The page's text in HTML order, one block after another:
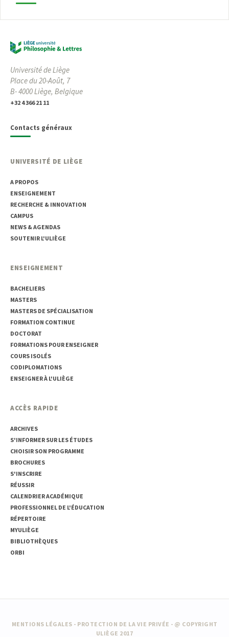
Université de Liège
Place du 20-Août, 7
B- 4000 Liège, Belgique
+32 4 366 21 11
Contacts généraux
UNIVERSITÉ DE LIÈGE
A PROPOS
ENSEIGNEMENT
RECHERCHE & INNOVATION
CAMPUS
NEWS & AGENDAS
SOUTENIR L'ULIÈGE
ENSEIGNEMENT
BACHELIERS
MASTERS
MASTERS DE SPÉCIALISATION
FORMATION CONTINUE
DOCTORAT
FORMATIONS POUR ENSEIGNER
COURS ISOLÉS
CODIPLOMATIONS
ENSEIGNER À L'ULIÈGE
ACCÈS RAPIDE
ARCHIVES
S'INFORMER SUR LES ÉTUDES
CHOISIR SON PROGRAMME
BROCHURES
S'INSCRIRE
RÉUSSIR
CALENDRIER ACADÉMIQUE
PROFESSIONNEL DE L'ÉDUCATION
RÉPERTOIRE
MYULIÈGE
BIBLIOTHÈQUES
ORBI
MENTIONS LÉGALES - PROTECTION DE LA VIE PRIVÉE - @ COPYRIGHT
ULIÈGE 2017